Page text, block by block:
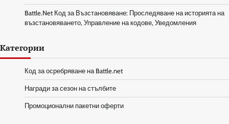
Battle.Net Код за Възстановяване: Проследяване на историята на
възстановяването, Управление на кодове, Уведомления
Категории
Код за осребряване на Battle.net
Награди за сезон на стълбите
Промоционални пакетни оферти